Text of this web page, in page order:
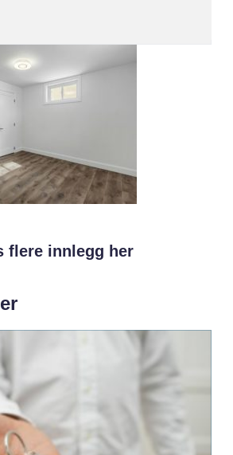
flere innlegg her